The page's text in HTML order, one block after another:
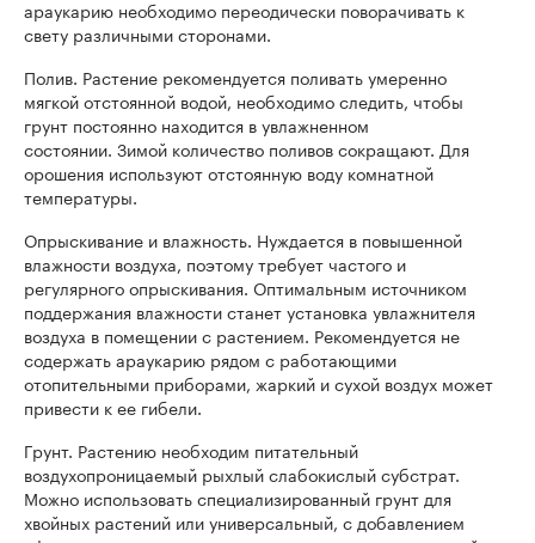
араукарию необходимо переодически поворачивать к
свету различными сторонами.
Полив. Растение рекомендуется поливать умеренно
мягкой отстоянной водой, необходимо следить, чтобы
грунт постоянно находится в увлажненном
состоянии. Зимой количество поливов сокращают. Для
орошения используют отстоянную воду комнатной
температуры.
Опрыскивание и влажность. Нуждается в повышенной
влажности воздуха, поэтому требует частого и
регулярного опрыскивания. Оптимальным источником
поддержания влажности станет установка увлажнителя
воздуха в помещении с растением. Рекомендуется не
содержать араукарию рядом с работающими
отопительными приборами, жаркий и сухой воздух может
привести к ее гибели.
Грунт. Растению необходим питательный
воздухопроницаемый рыхлый слабокислый субстрат.
Можно использовать специализированный грунт для
хвойных растений или универсальный, с добавлением